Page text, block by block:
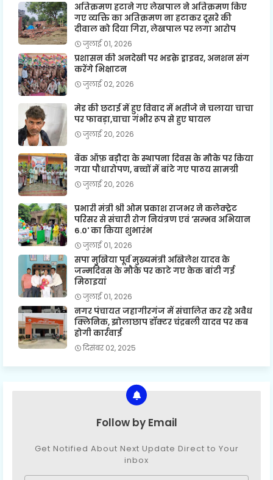
अतिक्रमण हटाने गए लेखपाल ने अतिक्रमण किए
गए व्यक्ति का अतिक्रमण ना हटाकर दूसरे की
दीवाल को दिया गिरा, लेखपाल पर लगा आरोप
जुलाई 01, 2026
प्रशासन की अनदेखी पर भडक़े ड्राइवर, अनशन संग
करेंगे भिक्षाटन
जुलाई 02, 2026
मेड की छटाई में हुए विवाद में भतीजे ने चलाया चाचा
पर फावड़ा,चाचा गंभीर रूप से हुए घायल
जुलाई 20, 2026
बैंक ऑफ़ बड़ौदा के स्थापना दिवस के मौके पर किया
गया पौधारोपण, बच्चों में बांटे गए पाठय सामग्री
जुलाई 20, 2026
प्रभारी मंत्री श्री ओम प्रकाश राजभर ने कलेक्ट्रेट
परिसर से संचारी रोग नियंत्रण एवं 'सम्भव अभियान
6.0' का किया शुभारंभ
जुलाई 01, 2026
सपा मुखिया पूर्व मुख्यमंत्री अखिलेश यादव के
जन्मदिवस के मौके पर काटे गए केक बांटी गई
मिठाइयां
जुलाई 01, 2026
नगर पंचायत जहागीरगंज में संचालित कर रहे अवैध
क्लिनिक, झोलाछाप डॉक्टर चंद्रबली यादव पर कब
होगी कार्रवाई
दिसंबर 02, 2025
Follow by Email
Get Notified About Next Update Direct to Your
inbox